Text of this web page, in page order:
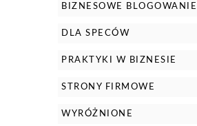
BIZNESOWE BLOGOWANIE
DLA SPECÓW
PRAKTYKI W BIZNESIE
STRONY FIRMOWE
WYRÓŻNIONE